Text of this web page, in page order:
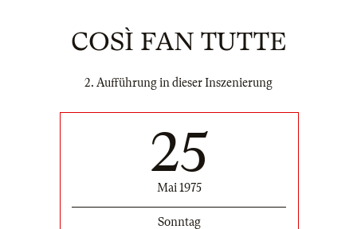
COSÌ FAN TUTTE
2. Aufführung in dieser Inszenierung
25
Mai 1975
Sonntag